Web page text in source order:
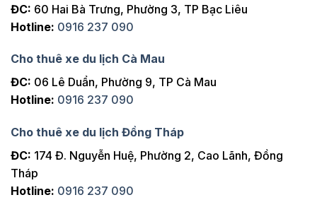
ĐC: 60 Hai Bà Trưng, Phường 3, TP Bạc Liêu
Hotline: 0916 237 090
Cho thuê xe du lịch Cà Mau
ĐC: 06 Lê Duẩn, Phường 9, TP Cà Mau
Hotline: 0916 237 090
Cho thuê xe du lịch Đồng Tháp
ĐC: 174 Đ. Nguyễn Huệ, Phường 2, Cao Lãnh, Đồng
Tháp
Hotline: 0916 237 090